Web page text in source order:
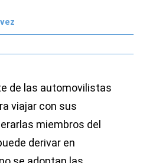
de las automovilistas
viajar con sus
miembros del
derivar en